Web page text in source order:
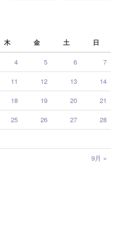
木 金 土 日
9月 »
4 5 6 7
11 12 13 14
18 19 20 21
25 26 27 28